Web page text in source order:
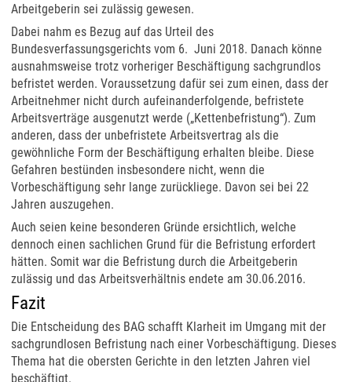
Arbeitgeberin sei zulässig gewesen.
Dabei nahm es Bezug auf das Urteil des
Bundesverfassungsgerichts vom 6. Juni 2018. Danach könne
ausnahmsweise trotz vorheriger Beschäftigung sachgrundlos
befristet werden. Voraussetzung dafür sei zum einen, dass der
Arbeitnehmer nicht durch aufeinanderfolgende, befristete
Arbeitsverträge ausgenutzt werde („Kettenbefristung“). Zum
anderen, dass der unbefristete Arbeitsvertrag als die
gewöhnliche Form der Beschäftigung erhalten bleibe. Diese
Gefahren bestünden insbesondere nicht, wenn die
Vorbeschäftigung sehr lange zurückliege. Davon sei bei 22
Jahren auszugehen.
Auch seien keine besonderen Gründe ersichtlich, welche
dennoch einen sachlichen Grund für die Befristung erfordert
hätten. Somit war die Befristung durch die Arbeitgeberin
zulässig und das Arbeitsverhältnis endete am 30.06.2016.
Fazit
Die Entscheidung des BAG schafft Klarheit im Umgang mit der
sachgrundlosen Befristung nach einer Vorbeschäftigung. Dieses
Thema hat die obersten Gerichte in den letzten Jahren viel
beschäftigt.